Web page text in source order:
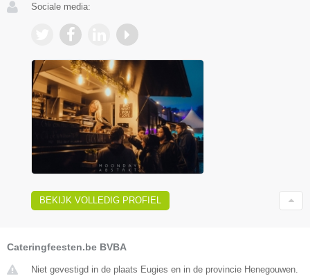
Sociale media:
BEKIJK VOLLEDIG PROFIEL
Cateringfeesten.be BVBA
Niet gevestigd in de plaats Eugies en in de provincie Henegouwen.